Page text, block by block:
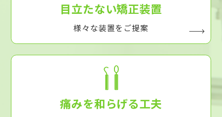
目立たない矯正装置
様々な装置をご提案
痛みを和らげる工夫